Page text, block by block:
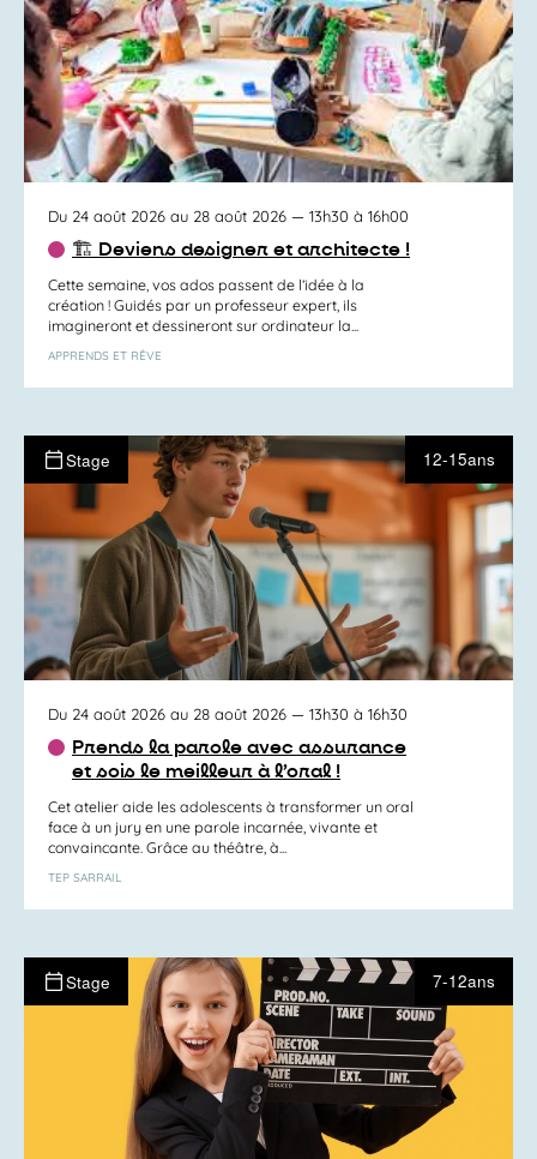
Du 24 août 2026 au 28 août 2026 — 13h30 à 16h00
🏗️ Deviens designer et architecte !
Cette semaine, vos ados passent de l’idée à la
création ! Guidés par un professeur expert, ils
imagineront et dessineront sur ordinateur la...
APPRENDS ET RÊVE
Stage 12-15ans
Du 24 août 2026 au 28 août 2026 — 13h30 à 16h30
Prends la parole avec assurance
et sois le meilleur à l’oral !
Cet atelier aide les adolescents à transformer un oral
face à un jury en une parole incarnée, vivante et
convaincante. Grâce au théâtre, à...
TEP SARRAIL
Stage 7-12ans